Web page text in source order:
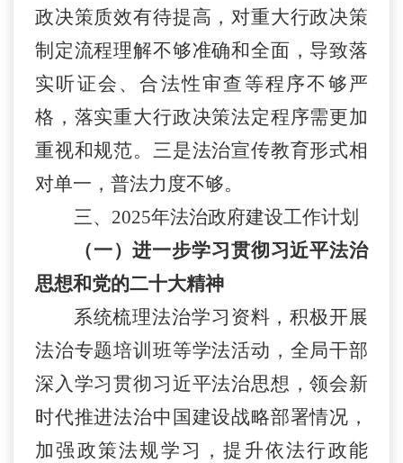
政决策质效有待提高，对重大行政决策
制定流程理解不够准确和全面，导致落
实听证会、合法性审查等程序不够严
格，落实重大行政决策法定程序需更加
重视和规范。三是法治宣传教育形式相
对单一，普法力度不够。
三、 2025年法治政府建设工作计划
（一）进一步学习贯彻习近平法治
思想和党的二十大精神
系统梳理法治学习资料，积极开展
法治专题培训班等学法活动，全局干部
深入学习贯彻习近平法治思想，领会新
时代推进法治中国建设战略部署情况，
加强政策法规学习，提升依法行政能